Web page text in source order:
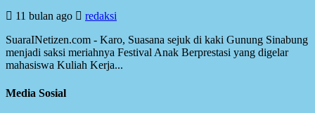
11 bulan ago
redaksi
SuaraINetizen.com - Karo, Suasana sejuk di kaki Gunung Sinabung
menjadi saksi meriahnya Festival Anak Berprestasi yang digelar
mahasiswa Kuliah Kerja...
Media Sosial